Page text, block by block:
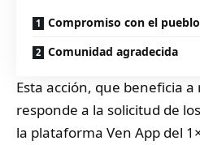
Compromiso con el pueblo
Comunidad agradecida
Esta acción, que beneficia
responde a la solicitud de
la plataforma Ven App del